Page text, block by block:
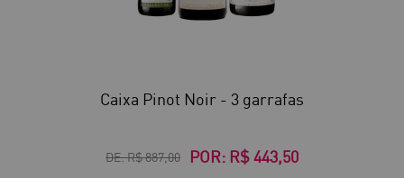
Caixa Pinot Noir - 3 garrafas
DE:R$ 887,00 POR: R$ 443,50